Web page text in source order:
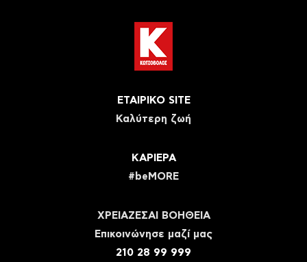
ΕΤΑΙΡΙΚΟ SITE
Καλύτερη ζωή
ΚΑΡΙΕΡΑ
#beMORE
ΧΡΕΙΑΖΕΣΑΙ ΒΟΗΘΕΙΑ
Eπικοινώνησε μαζί μας
210 28 99 999